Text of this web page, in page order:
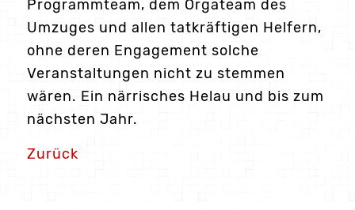
Programmteam, dem Orgateam des
Umzuges und allen tatkräftigen Helfern,
ohne deren Engagement solche
Veranstaltungen nicht zu stemmen
wären. Ein närrisches Helau und bis zum
nächsten Jahr.
Zurück